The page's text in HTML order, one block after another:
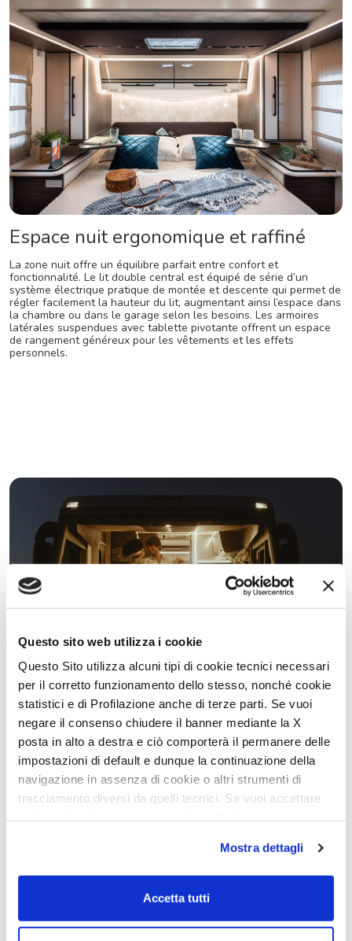
Questo sito web utilizza i cookie
Questo Sito utilizza alcuni tipi di cookie tecnici necessari
per il corretto funzionamento dello stesso, nonché cookie
statistici e di Profilazione anche di terze parti. Se vuoi
negare il consenso chiudere il banner mediante la X
posta in alto a destra e ciò comporterà il permanere delle
impostazioni di default e dunque la continuazione della
navigazione in assenza di cookie o altri strumenti di
tracciamento diversi da quelli tecnici. Se vuoi accettare
su acconsento selezionati. Se vuoi saperne di più clicca
qui. Cliccando sul tasto "Acconsento" permetti l'utilizzo
Mostra dettagli
Accetta tutti
Espace nuit ergonomique et raffiné
La zone nuit offre un équilibre parfait entre confort et
fonctionnalité. Le lit double central est équipé de série d’un
système électrique pratique de montée et descente qui permet de
régler facilement la hauteur du lit, augmentant ainsi l’espace dans
la chambre ou dans le garage selon les besoins. Les armoires
latérales suspendues avec tablette pivotante offrent un espace
de rangement généreux pour les vêtements et les effets
personnels.
Le camping-car adapté à vos
souhaits
Un large éventail de solutions pour personnaliser votre McLouis
selon vos préférences. Dédié à ceux qui aiment le plein air, qui ne
équipé de tout le confort.À vous de choisir.